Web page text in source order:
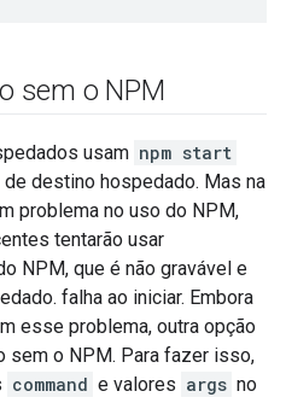
sem o NPM
usam npm start
destino hospedado. Mas na
problema no uso do NPM,
tentarão usar
NPM, que é não gravável e
falha ao iniciar. Embora
esse problema, outra opção
sem o NPM. Para fazer isso,
command e valores args no